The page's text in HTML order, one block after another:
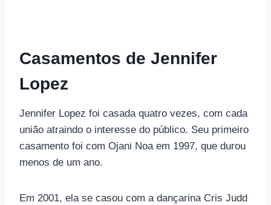
Casamentos de Jennifer
Lopez
Jennifer Lopez foi casada quatro vezes, com cada
união atraindo o interesse do público. Seu primeiro
casamento foi com Ojani Noa em 1997, que durou
menos de um ano.
Em 2001, ela se casou com a dançarina Cris Judd